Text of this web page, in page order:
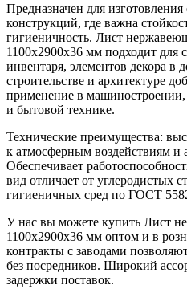
Предназначен для
конструкций, где важна
гигиеничность. Лист
1100х2900х36 мм подходит для
инвентаря, элементов декора в
строительстве и архитектуре
применение в
и бытовой технике.
Технические преимущества:
к атмосферным воздействиям и
Обеспечивает
вид отличает от углеродистых
гигиеничных сред по ГОСТ
У нас вы можете купить Лист
1100х2900х36 мм оптом и в
контракты с заводами
без посредников. Широкий
задержки поставок.